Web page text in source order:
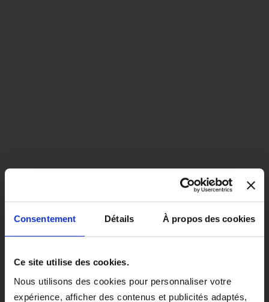
Consentement Détails À propos des cookies
Ce site utilise des cookies.
Nous utilisons des cookies pour personnaliser votre
expérience, afficher des contenus et publicités adaptés,
close
EN COLORIS NOIR, CE PRODUIT
SEPTEMBRE 2026.